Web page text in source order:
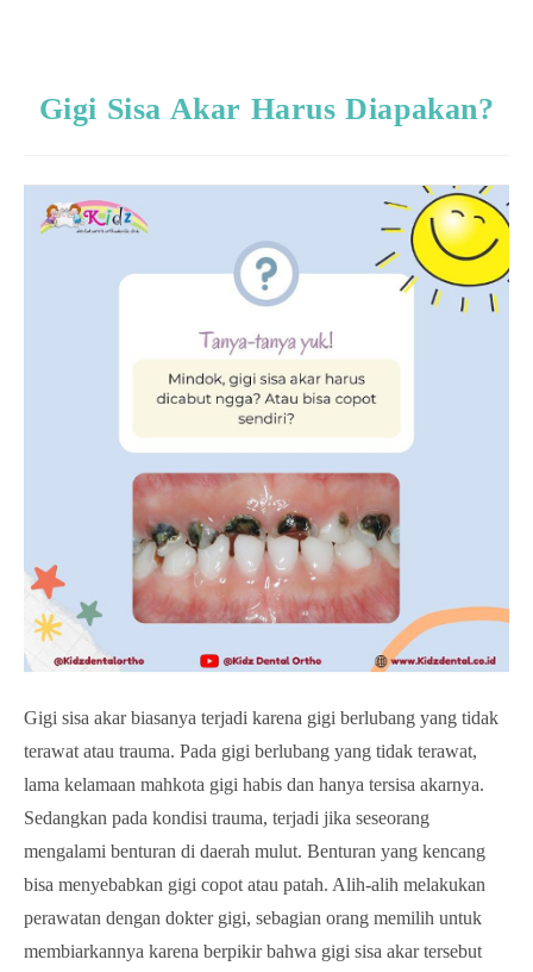
Gigi Sisa Akar Harus Diapakan?
Gigi sisa akar biasanya terjadi karena gigi berlubang yang tidak
terawat atau trauma. Pada gigi berlubang yang tidak terawat,
lama kelamaan mahkota gigi habis dan hanya tersisa akarnya.
Sedangkan pada kondisi trauma, terjadi jika seseorang
mengalami benturan di daerah mulut. Benturan yang kencang
bisa menyebabkan gigi copot atau patah. Alih-alih melakukan
perawatan dengan dokter gigi, sebagian orang memilih untuk
membiarkannya karena berpikir bahwa gigi sisa akar tersebut